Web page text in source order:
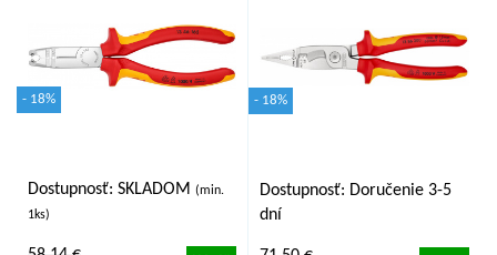
- 18%
Dostupnosť: SKLADOM (min.
1ks)
- 18%
Dostupnosť: Doručenie 3-5
dní